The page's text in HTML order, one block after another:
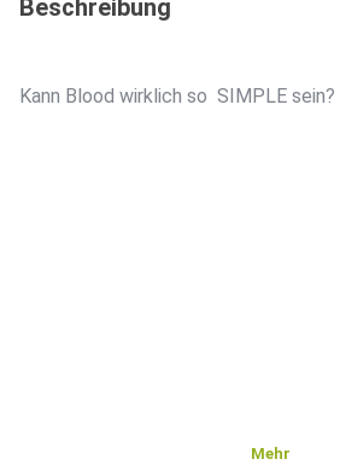
Beschreibung
Kann Blood wirklich so SIMPLE sein?
Mehr